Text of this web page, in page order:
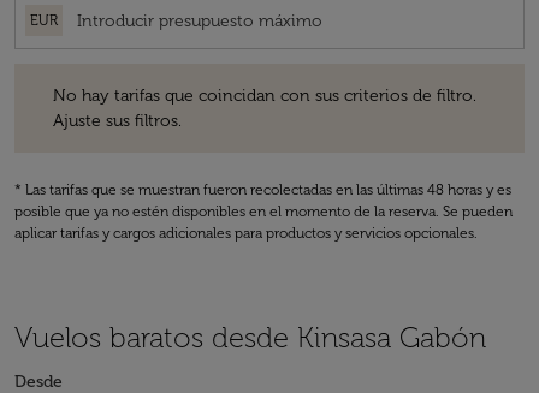
EUR
No hay tarifas que coincidan con sus criterios de filtro.
Ajuste sus filtros.
* Las tarifas que se muestran fueron recolectadas en las últimas 48 horas y es
posible que ya no estén disponibles en el momento de la reserva. Se pueden
aplicar tarifas y cargos adicionales para productos y servicios opcionales.
Vuelos baratos desde Kinsasa Gabón
Desde